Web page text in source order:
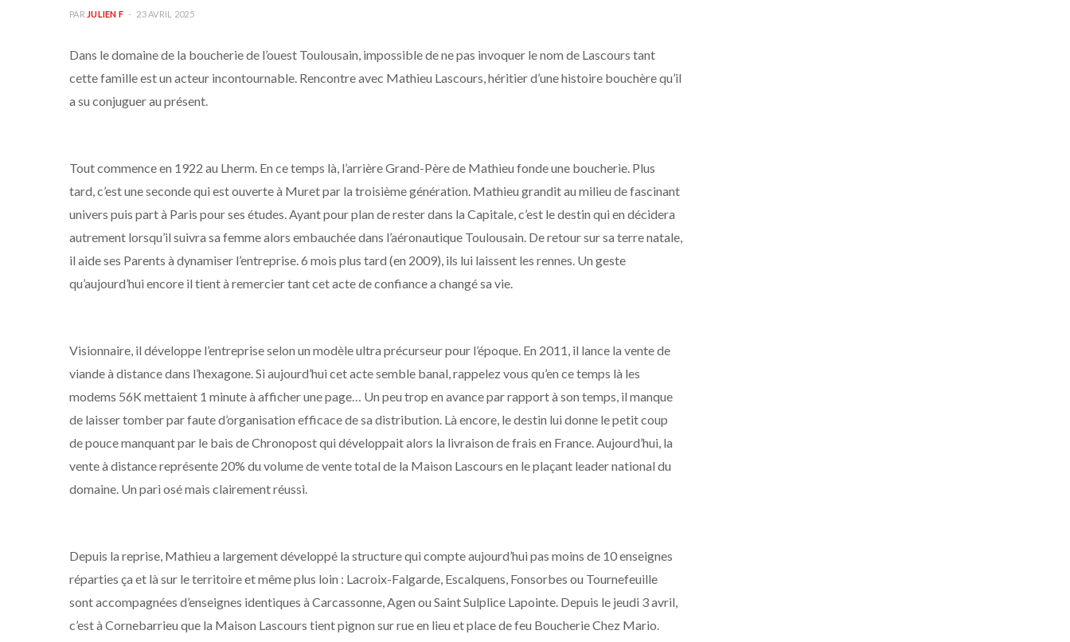
PAR JULIEN F 23 AVRIL 2025
Dans le domaine de la boucherie de l’ouest Toulousain, impossible de ne pas invoquer le nom de Lascours tant
cette famille est un acteur incontournable. Rencontre avec Mathieu Lascours, héritier d’une histoire bouchère qu’il
a su conjuguer au présent.
Tout commence en 1922 au Lherm. En ce temps là, l’arrière Grand-Père de Mathieu fonde une boucherie. Plus
tard, c’est une seconde qui est ouverte à Muret par la troisième génération. Mathieu grandit au milieu de fascinant
univers puis part à Paris pour ses études. Ayant pour plan de rester dans la Capitale, c’est le destin qui en décidera
autrement lorsqu’il suivra sa femme alors embauchée dans l’aéronautique Toulousain. De retour sur sa terre natale,
il aide ses Parents à dynamiser l’entreprise. 6 mois plus tard (en 2009), ils lui laissent les rennes. Un geste
qu’aujourd’hui encore il tient à remercier tant cet acte de confiance a changé sa vie.
Visionnaire, il développe l’entreprise selon un modèle ultra précurseur pour l’époque. En 2011, il lance la vente de
viande à distance dans l’hexagone. Si aujourd’hui cet acte semble banal, rappelez vous qu’en ce temps là les
modems 56K mettaient 1 minute à afficher une page… Un peu trop en avance par rapport à son temps, il manque
de laisser tomber par faute d’organisation efficace de sa distribution. Là encore, le destin lui donne le petit coup
de pouce manquant par le bais de Chronopost qui développait alors la livraison de frais en France. Aujourd’hui, la
vente à distance représente 20% du volume de vente total de la Maison Lascours en le plaçant leader national du
domaine. Un pari osé mais clairement réussi.
Depuis la reprise, Mathieu a largement développé la structure qui compte aujourd’hui pas moins de 10 enseignes
réparties ça et là sur le territoire et même plus loin : Lacroix-Falgarde, Escalquens, Fonsorbes ou Tournefeuille
sont accompagnées d’enseignes identiques à Carcassonne, Agen ou Saint Sulplice Lapointe. Depuis le jeudi 3 avril,
c’est à Cornebarrieu que la Maison Lascours tient pignon sur rue en lieu et place de feu Boucherie Chez Mario.